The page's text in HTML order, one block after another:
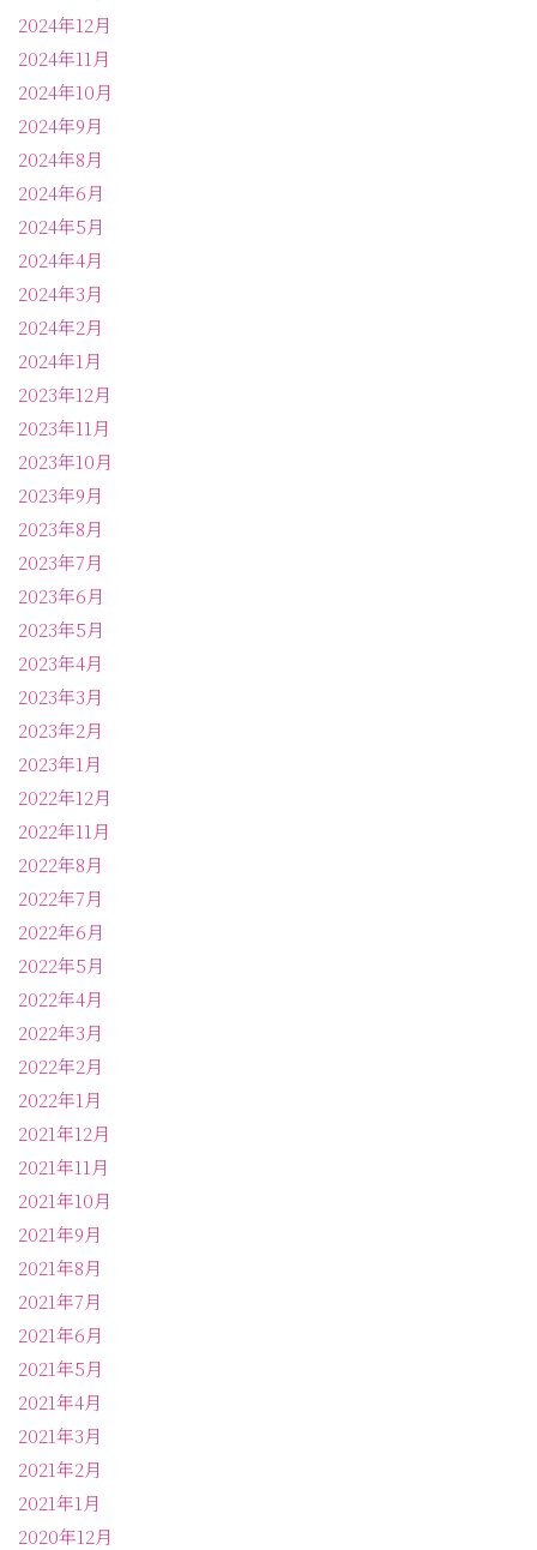
2024年12月
2024年11月
2024年10月
2024年9月
2024年8月
2024年6月
2024年5月
2024年4月
2024年3月
2024年2月
2024年1月
2023年12月
2023年11月
2023年10月
2023年9月
2023年8月
2023年7月
2023年6月
2023年5月
2023年4月
2023年3月
2023年2月
2023年1月
2022年12月
2022年11月
2022年8月
2022年7月
2022年6月
2022年5月
2022年4月
2022年3月
2022年2月
2022年1月
2021年12月
2021年11月
2021年10月
2021年9月
2021年8月
2021年7月
2021年6月
2021年5月
2021年4月
2021年3月
2021年2月
2021年1月
2020年12月